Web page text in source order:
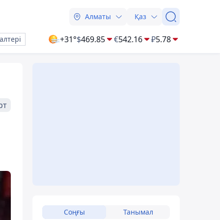
Алматы Қаз
+31°$469.85 €542.16 ₽5.78
Соңғы Танымал